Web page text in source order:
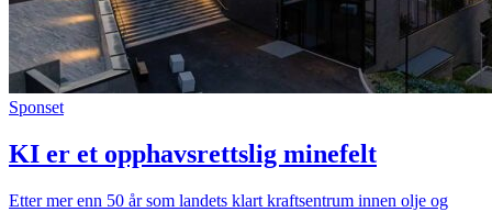
Sponset
KI er et opphavsrettslig minefelt
Etter mer enn 50 år som landets klart kraftsentrum innen olje og